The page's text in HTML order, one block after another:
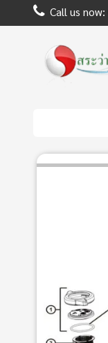
Call us now: